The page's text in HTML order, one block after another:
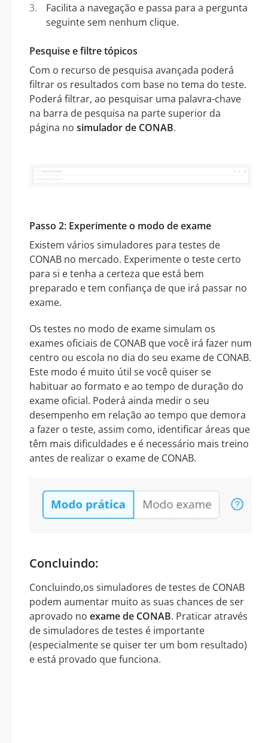
Facilita a navegação e passa para a pergunta
seguinte sem nenhum clique.
Pesquise e filtre tópicos
Com o recurso de pesquisa avançada poderá
filtrar os resultados com base no tema do teste.
Poderá filtrar, ao pesquisar uma palavra-chave
na barra de pesquisa na parte superior da
página no simulador de CONAB.
Passo 2: Experimente o modo de exame
Existem vários simuladores para testes de
CONAB no mercado. Experimente o teste certo
para si e tenha a certeza que está bem
preparado e tem confiança de que irá passar no
exame.
Os testes no modo de exame simulam os
exames oficiais de CONAB que você irá fazer num
centro ou escola no dia do seu exame de CONAB.
Este modo é muito útil se você quiser se
habituar ao formato e ao tempo de duração do
exame oficial. Poderá ainda medir o seu
desempenho em relação ao tempo que demora
a fazer o teste, assim como, identificar áreas que
têm mais dificuldades e é necessário mais treino
antes de realizar o exame de CONAB.
Concluindo:
Concluindo,os simuladores de testes de CONAB
podem aumentar muito as suas chances de ser
aprovado no exame de CONAB. Praticar através
de simuladores de testes é importante
(especialmente se quiser ter um bom resultado)
e está provado que funciona.